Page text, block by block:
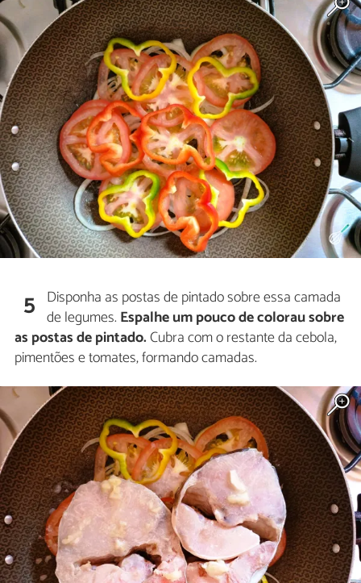
5 Disponha as postas de pintado sobre essa camada
de legumes. Espalhe um pouco de colorau sobre
as postas de pintado.Cubra com o restante da cebola,
pimentões e tomates, formando camadas.